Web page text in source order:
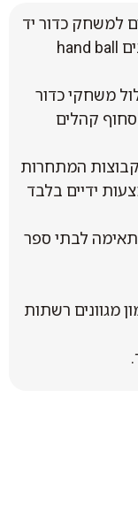
למשחק כדור יד
למוסדות|לגני ילדים למתנסים למאמנים hand ball
משחקי כדור
קהלים
המתחרות
ידיים בלבד
לבתי ספר
מגוונים רשתות